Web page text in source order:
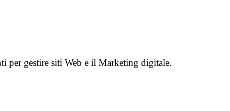
per gestire siti Web e il Marketing digitale.